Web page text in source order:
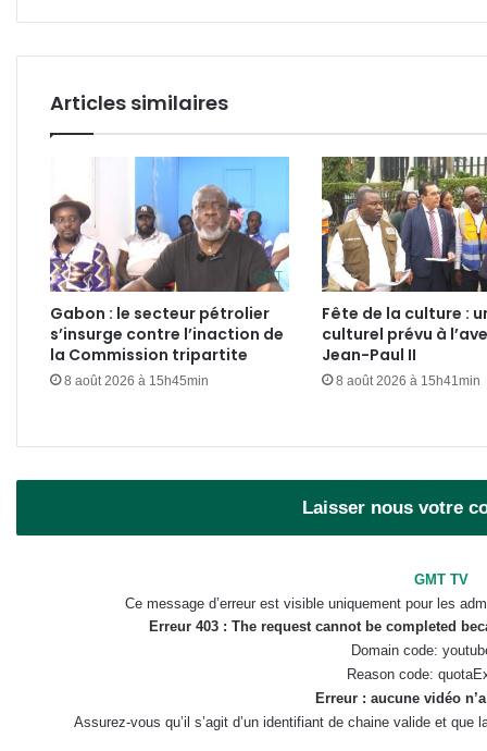
Articles similaires
Gabon : le secteur pétrolier
s’insurge contre l’inaction de
la Commission tripartite
8 août 2026 à 15h45min
Fête de la culture :
culturel prévu à
Jean-Paul II
8 août 2026 à 15h41min
Laisser nous votre
GMT TV
Ce message d’erreur est visible uniquement pour les
Erreur 403 : The request cannot be completed
Domain code:
Reason code:
Erreur : aucune vidéo
Assurez-vous qu’il s’agit d’un identifiant de chaine valide et